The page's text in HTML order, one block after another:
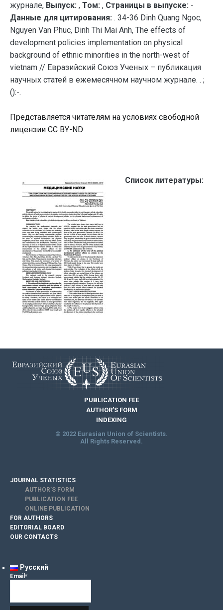
журнале, Выпуск: , Том: , Страницы в выпуске: -
Данные для цитирования: . 34-36 Dinh Quang Ngoc,
Nguyen Van Phuc, Dinh Thi Mai Anh, The effects of
development policies implementation on physical
background of ethnic minorities in the north-west of
vietnam // Евразийский Союз Ученых – публикация
научных статей в ежемесячном научном журнале. . ;
():-.
Представляется читателям на условиях свободной
лицензии CC BY-ND
Список литературы:
PUBLICATION FEE
AUTHOR’S FORM
INDEXING
© 2022 Eurasian Union of Scientists.
All Rights Reserved.
JOURNAL STATISTICS
AUTHOR’S FORM
PUBLICATION FEE
ONLINE PUBLICATION
FOR AUTHORS
EDITORIAL BOARD
OUR CONTACTS
Русский
Email*